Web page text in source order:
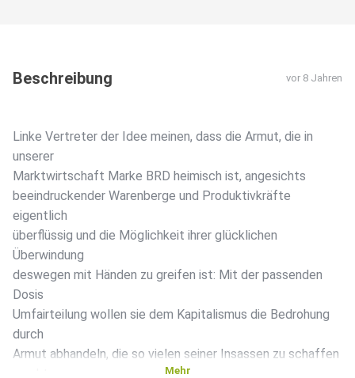
Beschreibung vor 8 Jahren
Linke Vertreter der Idee meinen, dass die Armut, die in
unserer
Marktwirtschaft Marke BRD heimisch ist, angesichts
beeindruckender Warenberge und Produktivkräfte
eigentlich
überflüssig und die Möglichkeit ihrer glücklichen
Überwindung
deswegen mit Händen zu greifen ist: Mit der passenden
Dosis
Umfairteilung wollen sie dem Kapitalismus die Bedrohung
durch
Armut abhandeln, die so vielen seiner Insassen zu schaffen
Mehr